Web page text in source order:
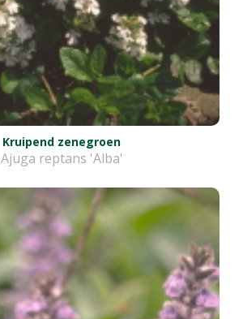
Kruipend zenegroen
Ajuga reptans 'Alba'